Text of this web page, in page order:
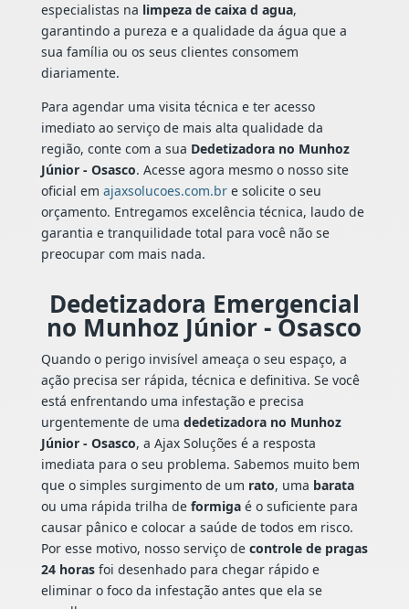
especialistas na limpeza de caixa d agua,
garantindo a pureza e a qualidade da água que a
sua família ou os seus clientes consomem
diariamente.
Para agendar uma visita técnica e ter acesso
imediato ao serviço de mais alta qualidade da
região, conte com a sua Dedetizadora no Munhoz
Júnior - Osasco. Acesse agora mesmo o nosso site
oficial em ajaxsolucoes.com.bre solicite o seu
orçamento. Entregamos excelência técnica, laudo de
garantia e tranquilidade total para você não se
preocupar com mais nada.
Dedetizadora Emergencial
no Munhoz Júnior - Osasco
Quando o perigo invisível ameaça o seu espaço, a
ação precisa ser rápida, técnica e definitiva. Se você
está enfrentando uma infestação e precisa
urgentemente de uma dedetizadora no Munhoz
Júnior - Osasco, a Ajax Soluções é a resposta
imediata para o seu problema. Sabemos muito bem
que o simples surgimento de um rato, uma barata
ou uma rápida trilha de formigaé o suficiente para
causar pânico e colocar a saúde de todos em risco.
Por esse motivo, nosso serviço de controle de pragas
24 horasfoi desenhado para chegar rápido e
eliminar o foco da infestação antes que ela se